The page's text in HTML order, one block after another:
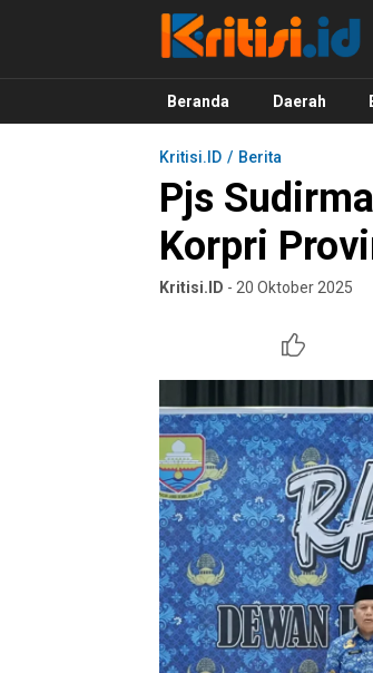
Kritisi.ID
Kritik untuk Negeri!
Beranda Daerah
Kritisi.ID Berita
Pjs
Korpri
Kritisi.ID - 20 Oktober 2025